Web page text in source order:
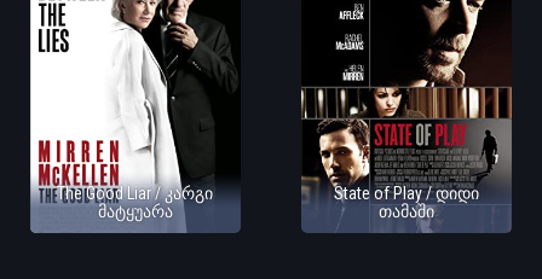
The Good Liar / კარგი
მატყუარა
State of Play / დიდი
თამაში